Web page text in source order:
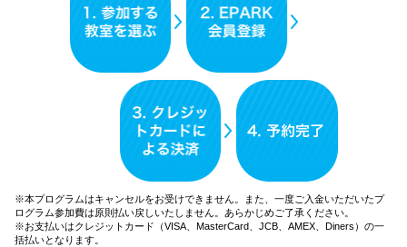
※本プログラムはキャンセルをお受けできません。また、一度ご入金いただいたプ
ログラム参加費は原則払い戻しいたしません。あらかじめご了承ください。
※お支払いはクレジットカード（VISA、MasterCard、JCB、AMEX、Diners）の一
括払いとなります。